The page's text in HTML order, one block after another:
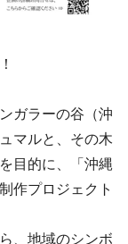
ガラーの谷（沖
マルと、その木
目的に、「沖縄
作プロジェクト
、地域のシンボ